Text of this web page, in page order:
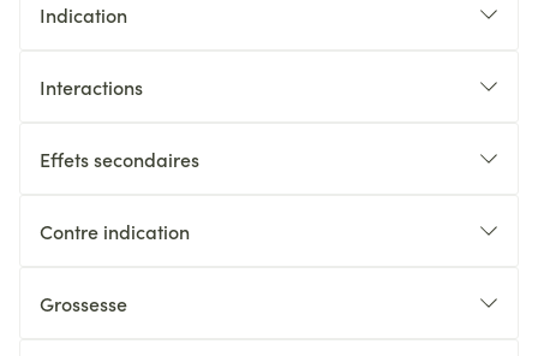
Indication
Interactions
Effets secondaires
Contre indication
Grossesse